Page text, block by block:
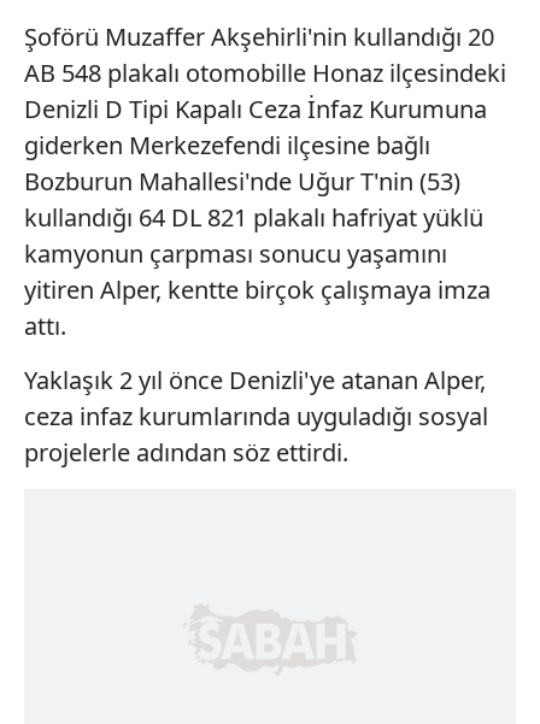
Şoförü Muzaffer Akşehirli'nin kullandığı 20
AB 548 plakalı otomobille Honaz ilçesindeki
Denizli D Tipi Kapalı Ceza İnfaz Kurumuna
giderken Merkezefendi ilçesine bağlı
Bozburun Mahallesi'nde Uğur T'nin (53)
kullandığı 64 DL 821 plakalı hafriyat yüklü
kamyonun çarpması sonucu yaşamını
yitiren Alper, kentte birçok çalışmaya imza
attı.
Yaklaşık 2 yıl önce Denizli'ye atanan Alper,
ceza infaz kurumlarında uyguladığı sosyal
projelerle adından söz ettirdi.